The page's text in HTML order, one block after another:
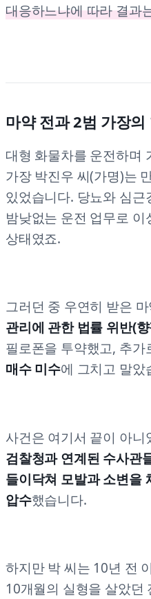
대응하느냐에 따라 결과
마약 전과 2범 가장
대형 화물차를 운전하며
가장 박진우 씨(가명)는
있었습니다. 당뇨와 심
밤낮없는 운전 업무로
상태였죠.
그러던 중 우연히 받은
관리에 관한 법률 위반(
필로폰을 투약했고, 추
매수 미수에 그치고 말았
사건은 여기서 끝이 아니
검찰청과 연계된 수사관
들이닥쳐 모발과 소변을
압수했습니다.
하지만 박 씨는 10년 전
10개월의 실형을 살았던